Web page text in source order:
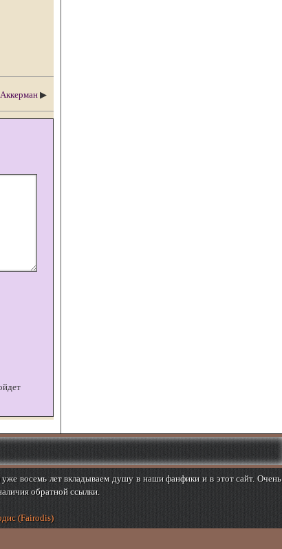
▶
восемь лет вкладываем душу в наши фанфики и в этот сайт. Очень
обратной ссылки.
(Fairodis)